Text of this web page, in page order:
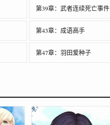
第39章：武者连续死亡事件
第43章：成语高手
第47章：羽田爱种子